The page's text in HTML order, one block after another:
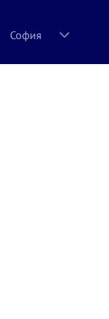
София